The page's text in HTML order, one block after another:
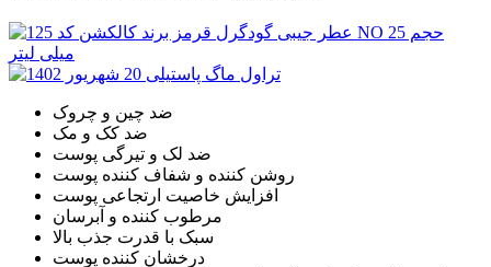
ضد چین و چروک
ضد کک و مک
ضد لک و تیرگی پوست
روشن کننده و شفاف کننده پوست
افزایش خاصیت ارتجاعی پوست
مرطوب کننده و آبرسان
سبک با قدرت جذب بالا
درخشان کننده پوست